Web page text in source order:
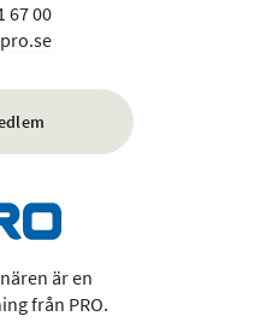
67 00
är en
från PRO.